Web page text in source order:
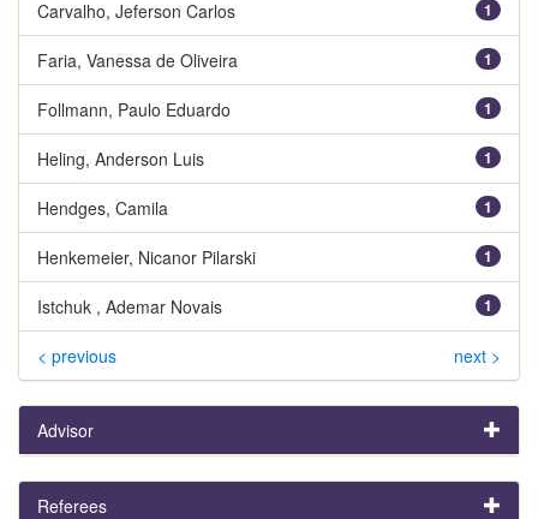
1
Carvalho, Jeferson Carlos
1
Faria, Vanessa de Oliveira
1
Follmann, Paulo Eduardo
1
Heling, Anderson Luis
1
Hendges, Camila
1
Henkemeier, Nicanor Pilarski
1
Istchuk , Ademar Novais
< previous next >
Advisor
Referees